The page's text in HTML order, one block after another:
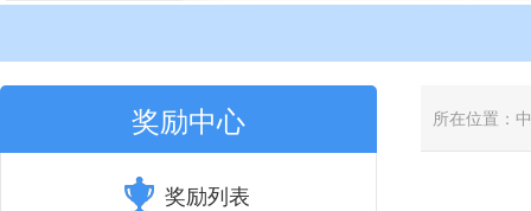
奖励中心
奖励列表
所在位置：